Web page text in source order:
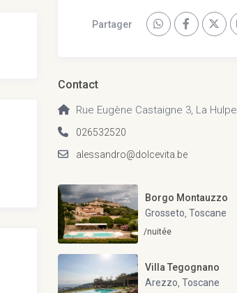
Partager
Contact
Rue Eugène Castaigne 3, La Hulpe
026532520
alessandro@dolcevita.be
Borgo Montauzzo
Grosseto Toscane
/nuitée
Villa Tegognano
Arezzo Toscane